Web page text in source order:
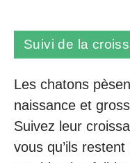
Suivi de la
Les chatons
naissance et
Suivez leur
vous qu’ils